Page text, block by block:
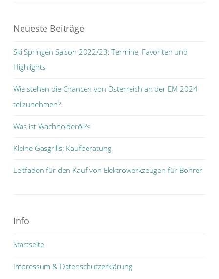
Neueste Beiträge
Ski Springen Saison 2022/23: Termine, Favoriten und
Highlights
Wie stehen die Chancen von Österreich an der EM 2024
teilzunehmen?
Was ist Wachholderöl?<
Kleine Gasgrills: Kaufberatung
Leitfaden für den Kauf von Elektrowerkzeugen für Bohrer
Info
Startseite
Impressum & Datenschutzerklärung